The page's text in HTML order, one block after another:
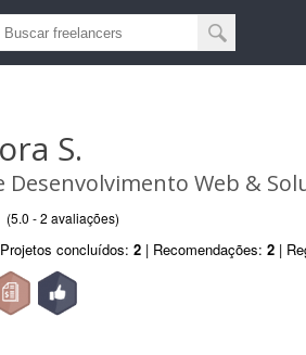
S.
Desenvolvimento Web &
(5.0 - 2 avaliações)
concluídos: 2 | Recomendações: 2 |